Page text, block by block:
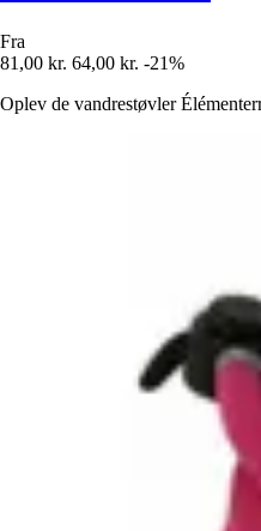
Fra
81,00 kr. 64,00 kr. -21%
Oplev de vandrestøvler